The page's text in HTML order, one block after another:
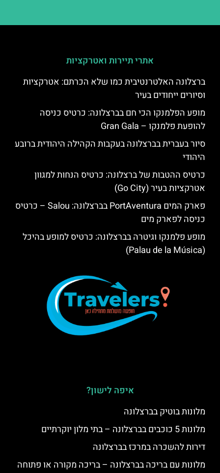
אתרי תיירות ואטרקציות
ברצלונה האלטרנטיבית כמו שלא הכרתם: אטרקציות
וסיורים ייחודים בעיר
מופע הפלמנקו הכי חם בברצלונה: כרטיס כניסה
להופעת פלמנקו – Gran Gala
סיור בעברית בברצלונה בעקבות הקהילה היהודית ברובע
היהודי
כרטיס ההטבות של ברצלונה: כרטיס הנחות למגוון
אטרקציות בעיר (Go City)
פארק המים PortAventura בברצלונה: Salou – כרטיס
כניסה לפארק מים
מופע פלמנקו וגיטרה בברצלונה: כרטיס למופע בהיכל
(Palau de la Música)
איפה לישון?
מלונות בוטיק בברצלונה
מלונות 5 כוכבים בברצלונה – בתי מלון יוקרתיים
דירות להשכרה במרכז בברצלונה
מלונות עם בריכה בברצלונה – בריכה מקורה או פתוחה